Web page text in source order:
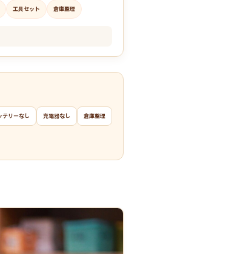
工具セット 倉庫整理
テリーなし 充電器なし 倉庫整理